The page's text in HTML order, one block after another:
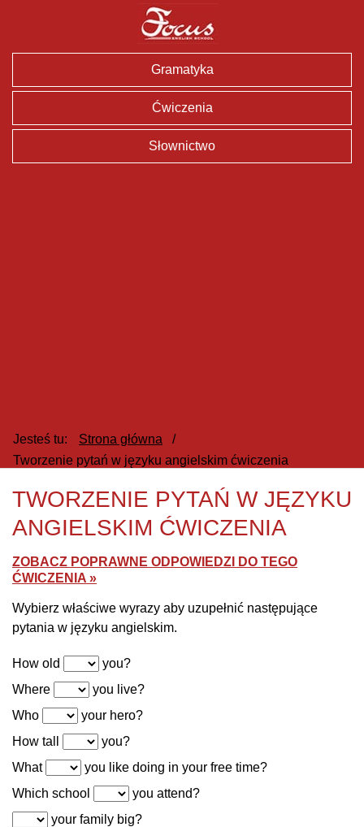
TWORZENIE PYTAŃ W JĘZYKU
ANGIELSKIM ĆWICZENIA
ZOBACZ POPRAWNE ODPOWIEDZI DO TEGO
ĆWICZENIA »
Wybierz właściwe wyrazy aby uzupełnić następujące
pytania w języku angielskim.
How old
you?
Where
you live?
Who
your hero?
How tall
you?
What
you like doing in your free time?
Which school
you attend?
your family big?
Gramatyka
Ćwiczenia
Słownictwo
Jesteś tu: Strona główna
/
Tworzenie pytań w języku angielskim ćwiczenia